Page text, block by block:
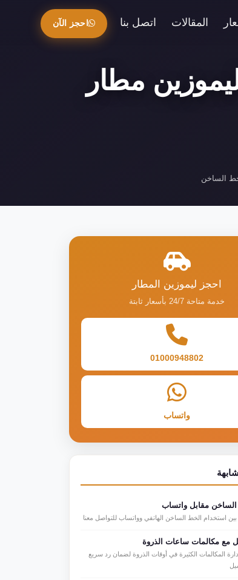
المقالات اتصل بنا احجز الآن
مطار
الساخن
احجز ليموزين المطار
خدمة متاحة 24/7 بأسعار ثابتة
01000948802
واتساب
الساخن مقابل واتساب
بين استخدام الخط الساخن الهاتفي وواتساب للتواصل معنا
مع مكالمات ساعات الذروة
المكالمات الكثيرة في أوقات الذروة لضمان رد سريع